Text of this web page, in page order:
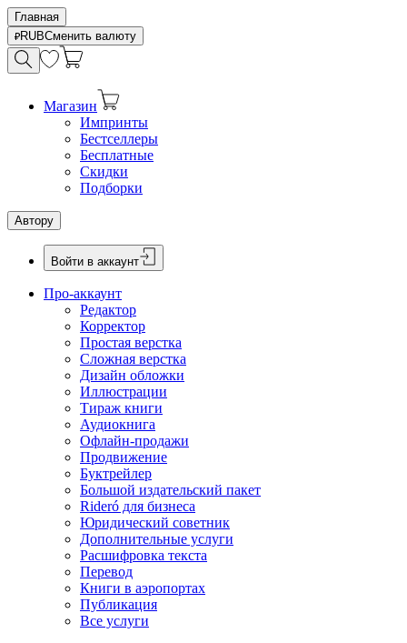
Главная
RUBСменить валюту
Магазин
Импринты
Бестселлеры
Бесплатные
Скидки
Подборки
Автору
Войти в аккаунт
Про-аккаунт
Редактор
Корректор
Простая верстка
Сложная верстка
Дизайн обложки
Иллюстрации
Тираж книги
Аудиокнига
Офлайн-продажи
Продвижение
Буктрейлер
Большой издательский пакет
Rideró для бизнеса
Юридический советник
Дополнительные услуги
Расшифровка текста
Перевод
Книги в аэропортах
Публикация
Все услуги